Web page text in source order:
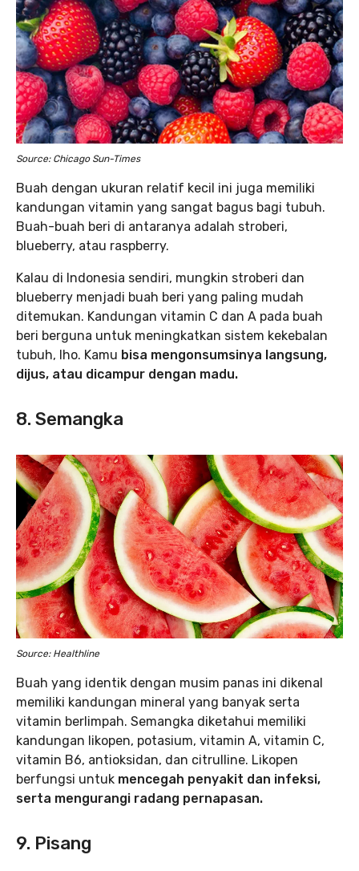
Source: Chicago Sun-Times
Buah dengan ukuran relatif kecil ini juga memiliki
kandungan vitamin yang sangat bagus bagi tubuh.
Buah-buah beri di antaranya adalah stroberi,
blueberry, atau raspberry.
Kalau di Indonesia sendiri, mungkin stroberi dan
blueberry menjadi buah beri yang paling mudah
ditemukan. Kandungan vitamin C dan A pada buah
beri berguna untuk meningkatkan sistem kekebalan
tubuh, lho. Kamu bisa mengonsumsinya langsung,
dijus, atau dicampur dengan madu.
8. Semangka
Source: Healthline
Buah yang identik dengan musim panas ini dikenal
memiliki kandungan mineral yang banyak serta
vitamin berlimpah. Semangka diketahui memiliki
kandungan likopen, potasium, vitamin A, vitamin C,
vitamin B6, antioksidan, dan citrulline. Likopen
berfungsi untuk mencegah penyakit dan infeksi,
serta mengurangi radang pernapasan.
9. Pisang